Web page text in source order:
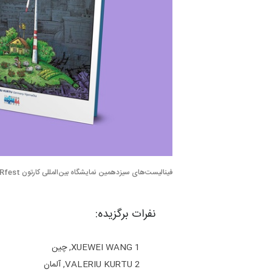
فینالیست‌های سیزدهمین نمایشگاه بین‌المللی کارتون OSCARfest، کرواسی 2021
نفرات برگزیده:
1 XUEWEI WANG, چین
2 VALERIU KURTU, آلمان